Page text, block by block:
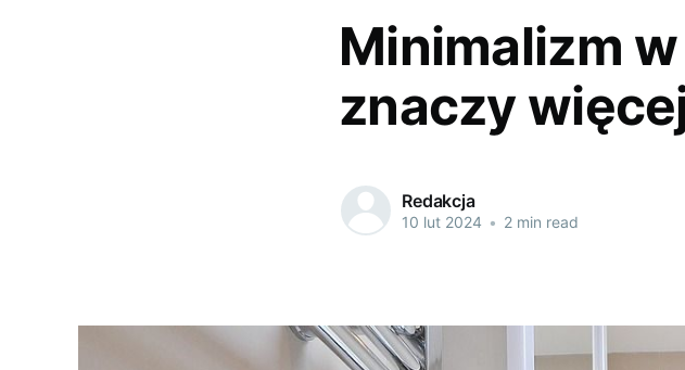
Minimalizm w
znaczy
Redakcja
10 lut 2024 • 2 min read